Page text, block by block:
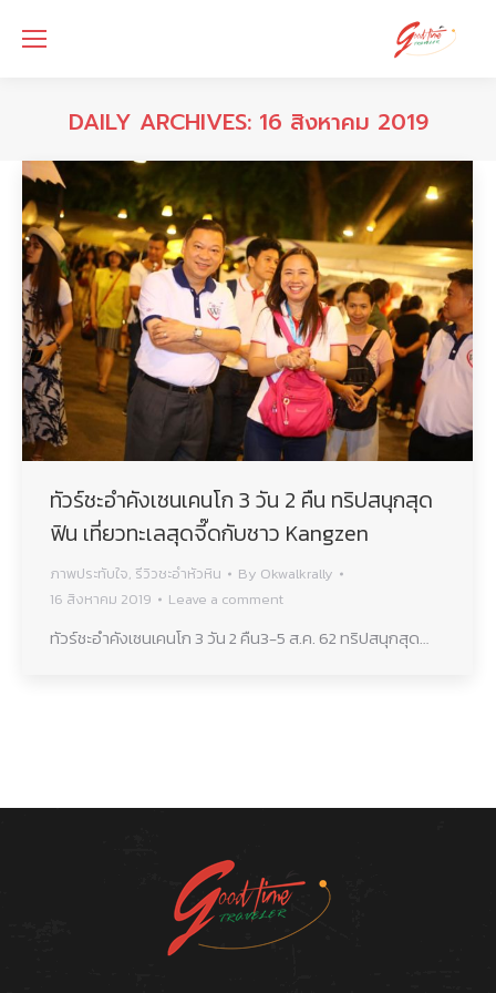
DAILY ARCHIVES: 16 สิงหาคม 2019
ทัวร์ชะอำคังเซนเคนโก 3 วัน 2 คืน ทริปสนุกสุด
ฟิน เที่ยวทะเลสุดจี๊ดกับชาว Kangzen
ภาพประทับใจ, รีวิวชะอำหัวหิน By Okwalkrally
16 สิงหาคม 2019
Leave a comment
ทัวร์ชะอำคังเซนเคนโก 3 วัน 2 คืน3-5 ส.ค. 62 ทริปสนุกสุด…